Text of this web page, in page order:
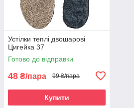
Устілки теплі двошарові
Цигейка 37
Готово до відправки
48 ₴/пара 99 ₴/пара
Купити